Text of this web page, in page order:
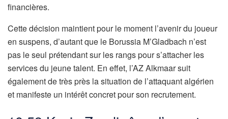
financières.
Cette décision maintient pour le moment l’avenir du joueur
en suspens, d’autant que le Borussia M’Gladbach n’est
pas le seul prétendant sur les rangs pour s’attacher les
services du jeune talent. En effet, l’AZ Alkmaar suit
également de très près la situation de l’attaquant algérien
et manifeste un intérêt concret pour son recrutement.